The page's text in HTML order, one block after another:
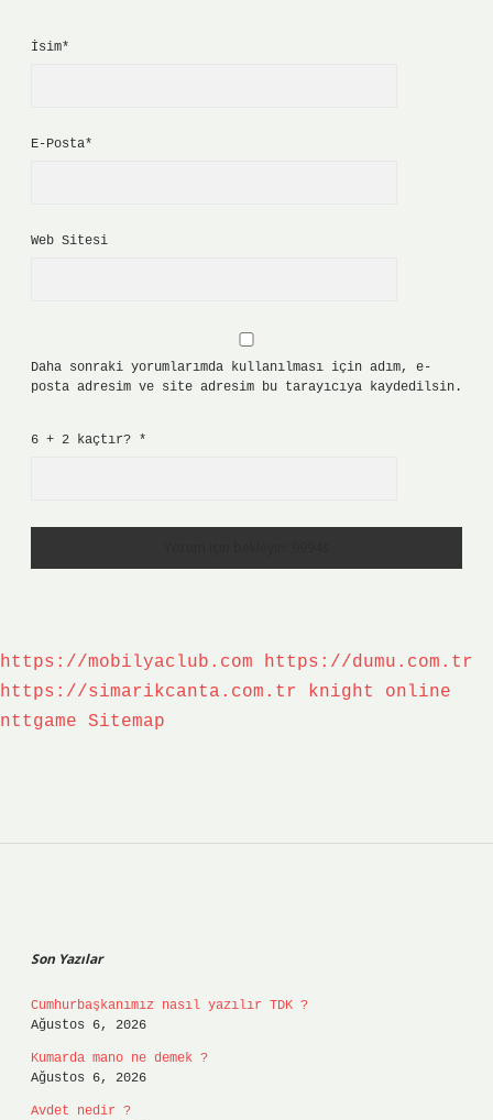
İsim*
E-Posta*
Web Sitesi
Daha sonraki yorumlarımda kullanılması için adım, e-
posta adresim ve site adresim bu tarayıcıya kaydedilsin.
6 + 2 kaçtır? *
https://mobilyaclub.com
https://dumu.com.tr
https://simarikcanta.com.tr
knight online
nttgame
Sitemap
Son Yazılar
Cumhurbaşkanımız nasıl yazılır TDK ?
Ağustos 6, 2026
Kumarda mano ne demek ?
Ağustos 6, 2026
Avdet nedir ?